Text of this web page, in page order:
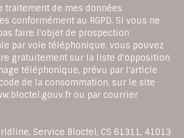
traitement de mes données
conformément au RGPD. Si vous ne
faire l'objet de prospection
par voie téléphonique, vous pouvez
gratuitement sur la liste d'opposition
téléphonique, prévu par l'article
de la consommation, sur le site
ou par courrier
Service Bloctel, CS 61311, 41013